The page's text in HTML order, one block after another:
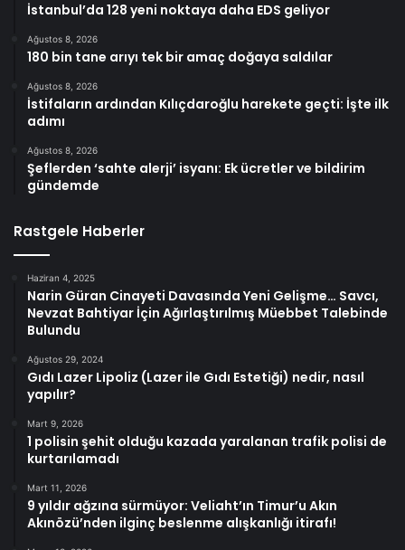
İstanbul’da 128 yeni noktaya daha EDS geliyor
Ağustos 8, 2026
180 bin tane arıyı tek bir amaç doğaya saldılar
Ağustos 8, 2026
İstifaların ardından Kılıçdaroğlu harekete geçti: İşte ilk
adımı
Ağustos 8, 2026
Şeflerden ‘sahte alerji’ isyanı: Ek ücretler ve bildirim
gündemde
Rastgele Haberler
Haziran 4, 2025
Narin Güran Cinayeti Davasında Yeni Gelişme… Savcı,
Nevzat Bahtiyar İçin Ağırlaştırılmış Müebbet Talebinde
Bulundu
Ağustos 29, 2024
Gıdı Lazer Lipoliz (Lazer ile Gıdı Estetiği) nedir, nasıl
yapılır?
Mart 9, 2026
1 polisin şehit olduğu kazada yaralanan trafik polisi de
kurtarılamadı
Mart 11, 2026
9 yıldır ağzına sürmüyor: Veliaht’ın Timur’u Akın
Akınözü’nden ilginç beslenme alışkanlığı itirafı!